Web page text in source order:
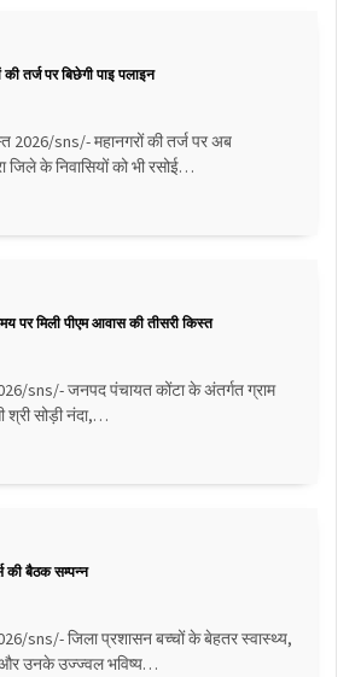
की तर्ज पर बिछेगी पाइ पलाइन
2026/sns/- महानगरों की तर्ज पर अब
जिले के निवासियों को भी रसोई…
पर मिली पीएम आवास की तीसरी किस्त
sns/- जनपद पंचायत कोंटा के अंतर्गत ग्राम
श्री सोड़ी नंदा,…
की बैठक सम्पन्न
sns/- जिला प्रशासन बच्चों के बेहतर स्वास्थ्य,
उनके उज्ज्वल भविष्य…